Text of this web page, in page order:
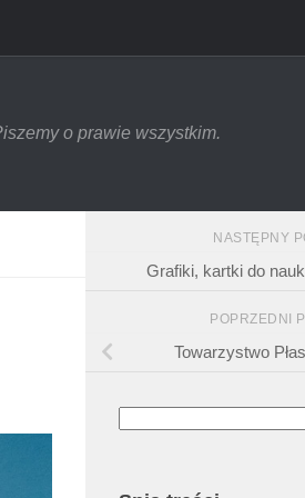
o prawie wszystkim.
NASTĘPNY
Grafiki, kartki do
POPRZEDNI
Towarzystwo